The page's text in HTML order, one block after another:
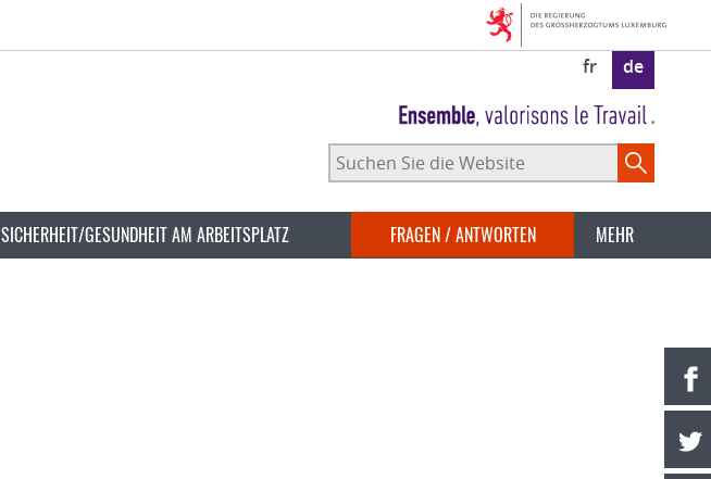
fr de
Suchen
Sie
Website
SICHERHEIT/GESUNDHEIT AM ARBEITSPLATZ FRAGEN / ANTWORTEN MEHR